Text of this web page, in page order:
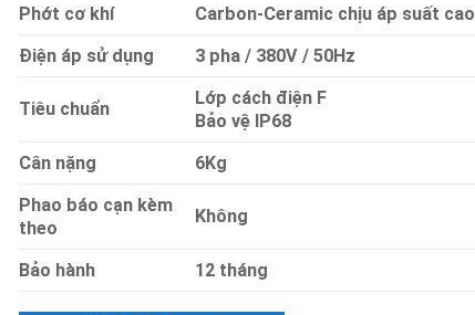
Phớt cơ khí
Carbon-Ceramic chịu áp suất cao
Điện áp sử dụng
3 pha / 380V / 50Hz
Tiêu chuẩn
Lớp cách điện F
Bảo vệ IP68
Cân nặng
6Kg
Phao báo cạn kèm
theo
Không
Bảo hành 12 tháng